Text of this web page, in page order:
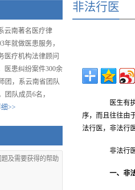
云南著名医疗律
年就做医患服务，
医疗机构法律顾问
医患纠纷案件300余
团，系云南省团队
团队成员6名，
>>
非法行医
医生有执
序，而且往往由
法行医，非法行
非法行医
一、非